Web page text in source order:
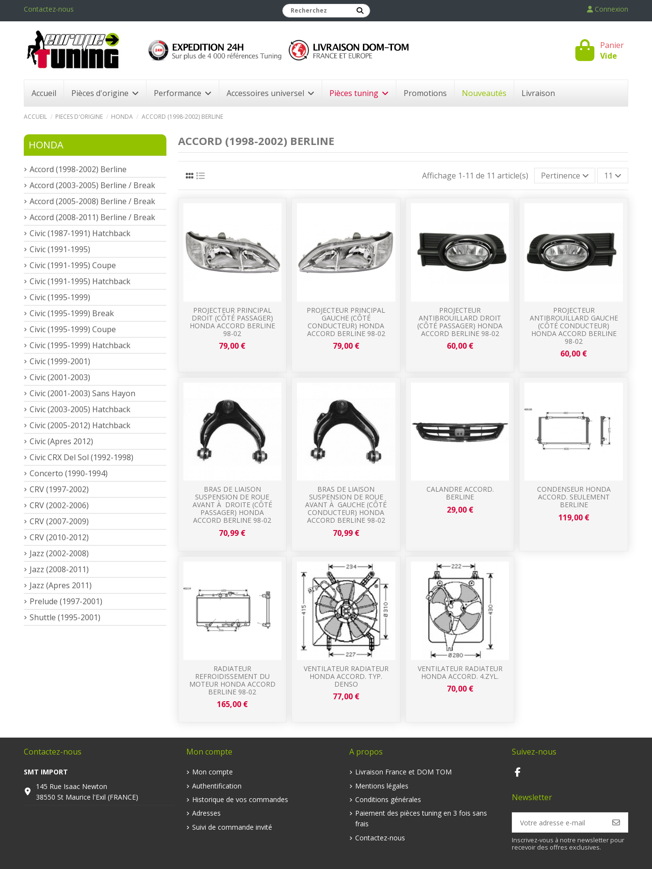
Contactez-nous Connexion
Panier
Vide
Accueil Pièces d'origine Performance Accessoires universel Pièces tuning Promotions Nouveautés Livraison
ACCUEIL PIECES D'ORIGINE HONDA ACCORD (1998-2002) BERLINE
ACCORD (1998-2002) BERLINE
Affichage 1-11 de 11 article(s) Pertinence 11
PROJECTEUR PRINCIPAL
DROIT (CÔTÉ PASSAGER)
HONDA ACCORD BERLINE
98-02
79,00 €
PROJECTEUR PRINCIPAL
GAUCHE (CÔTÉ
CONDUCTEUR) HONDA
ACCORD BERLINE 98-02
79,00 €
PROJECTEUR
ANTIBROUILLARD DROIT
(CÔTÉ PASSAGER) HONDA
ACCORD BERLINE 98-02
60,00 €
PROJECTEUR
ANTIBROUILLARD GAUCHE
(CÔTÉ CONDUCTEUR)
HONDA ACCORD BERLINE
98-02
60,00 €
BRAS DE LIAISON
SUSPENSION DE ROUE
AVANT À DROITE (CÔTÉ
PASSAGER) HONDA
ACCORD BERLINE 98-02
70,99 €
BRAS DE LIAISON
SUSPENSION DE ROUE
AVANT À GAUCHE (CÔTÉ
CONDUCTEUR) HONDA
ACCORD BERLINE 98-02
70,99 €
CALANDRE ACCORD.
BERLINE
29,00 €
CONDENSEUR HONDA
ACCORD. SEULEMENT
BERLINE
119,00 €
RADIATEUR
REFROIDISSEMENT DU
MOTEUR HONDA ACCORD
BERLINE 98-02
165,00 €
VENTILATEUR RADIATEUR
HONDA ACCORD. TYP.
DENSO
77,00 €
VENTILATEUR RADIATEUR
HONDA ACCORD. 4.ZYL.
70,00 €
HONDA
Accord (1998-2002) Berline
Accord (2003-2005) Berline / Break
Accord (2005-2008) Berline / Break
Accord (2008-2011) Berline / Break
Civic (1987-1991) Hatchback
Civic (1991-1995)
Civic (1991-1995) Coupe
Civic (1991-1995) Hatchback
Civic (1995-1999)
Civic (1995-1999) Break
Civic (1995-1999) Coupe
Civic (1995-1999) Hatchback
Civic (1999-2001)
Civic (2001-2003)
Civic (2001-2003) Sans Hayon
Civic (2003-2005) Hatchback
Civic (2005-2012) Hatchback
Civic (Apres 2012)
Civic CRX Del Sol (1992-1998)
Concerto (1990-1994)
CRV (1997-2002)
CRV (2002-2006)
CRV (2007-2009)
CRV (2010-2012)
Jazz (2002-2008)
Jazz (2008-2011)
Jazz (Apres 2011)
Prelude (1997-2001)
Shuttle (1995-2001)
Contactez-nous
SMT IMPORT
145 Rue Isaac Newton
38550 St Maurice l'Exil (FRANCE)
Mon compte
Mon compte
Authentification
Historique de vos commandes
Adresses
Suivi de commande invité
A propos
Livraison France et DOM TOM
Mentions légales
Conditions générales
Paiement des pièces tuning en 3 fois sans
frais
Contactez-nous
Suivez-nous
Newsletter
Inscrivez-vous à notre newsletter pour
recevoir des offres exclusives.